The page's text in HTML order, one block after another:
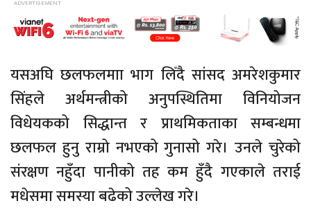
यसअघि छलफलमाा भाग लिँदै सांसद अमरेशकुमार
सिंहले अर्थमन्त्रीको अनुपस्थितिमा विनियोजन
विधेयकको सिद्धान्त र प्राथमिकताका सम्बन्धमा
छलफल हुनु राम्रो नभएको गुनासो गरे। उनले चुरेको
संरक्षण नहुँदा पानीको तह कम हुँदै गएकाले तराई
मधेसमा समस्या बढेको उल्लेख गरे।